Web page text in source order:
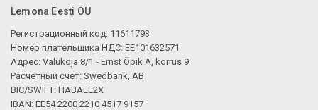
Lemona Eesti OÜ
Регистрационный код: 11611793
Номер плательщика НДС: EE101632571
Адрес: Valukoja 8/1 - Ernst Öpik A, korrus 9
Расчетный счет: Swedbank, AB
BIC/SWIFT: HABAEE2X
IBAN: EE54 2200 2210 4517 9157